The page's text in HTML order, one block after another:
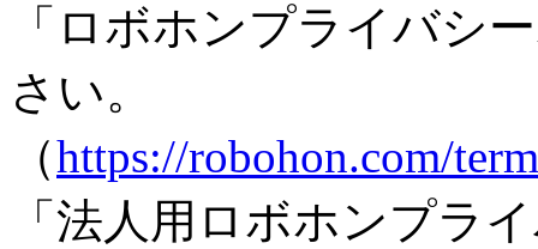
「ロボホンプライバシ
さい。
（https://robohon.com/
「法人用ロボホンプラ